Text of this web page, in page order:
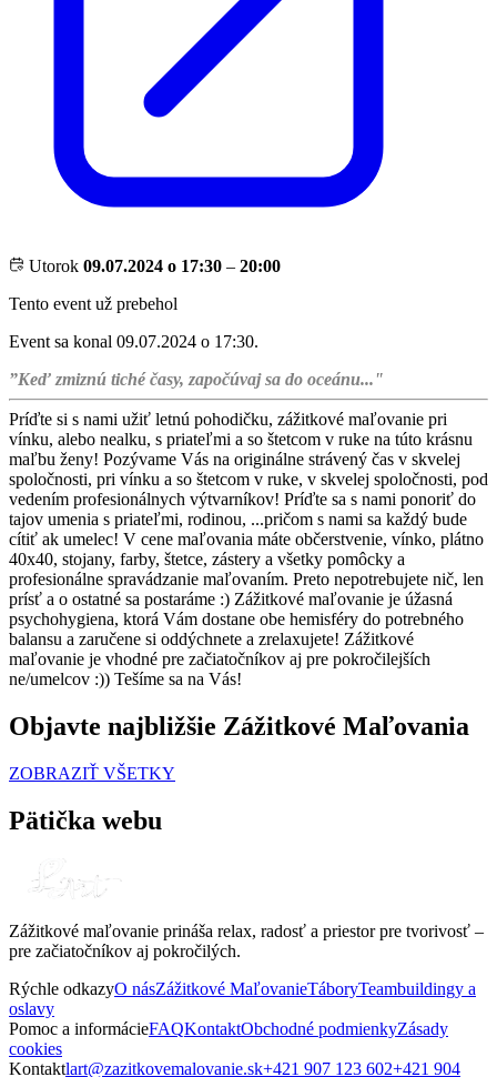
Utorok 09.07.2024 o 17:30 – 20:00
Tento event už prebehol
Event sa konal 09.07.2024 o 17:30.
”Keď zmiznú tiché časy, započúvaj sa do oceánu..."
Príďte si s nami užiť letnú pohodičku, zážitkové maľovanie pri
vínku, alebo nealku, s priateľmi a so štetcom v ruke na túto krásnu
maľbu ženy! Pozývame Vás na originálne strávený čas v skvelej
spoločnosti, pri vínku a so štetcom v ruke, v skvelej spoločnosti, pod
vedením profesionálnych výtvarníkov! Príďte sa s nami ponoriť do
tajov umenia s priateľmi, rodinou, ...pričom s nami sa každý bude
cítiť ak umelec! V cene maľovania máte občerstvenie, vínko, plátno
40x40, stojany, farby, štetce, zástery a všetky pomôcky a
profesionálne spravádzanie maľovaním. Preto nepotrebujete nič, len
prísť a o ostatné sa postaráme :) Zážitkové maľovanie je úžasná
psychohygiena, ktorá Vám dostane obe hemisféry do potrebného
balansu a zaručene si oddýchnete a zrelaxujete! Zážitkové
maľovanie je vhodné pre začiatočníkov aj pre pokročilejších
ne/umelcov :)) Tešíme sa na Vás!
Objavte najbližšie Zážitkové Maľovania
ZOBRAZIŤ VŠETKY
Pätička webu
Zážitkové maľovanie prináša relax, radosť a priestor pre tvorivosť –
pre začiatočníkov aj pokročilých.
Rýchle odkazyO násZážitkové MaľovanieTáboryTeambuildingy a
oslavy
Pomoc a informácieFAQKontaktObchodné podmienkyZásady
cookies
Kontaktlart@zazitkovemalovanie.sk+421 907 123 602+421 904